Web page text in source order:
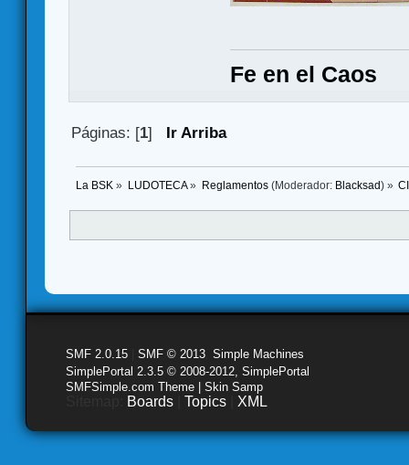
Fe en el Caos
Páginas: [1] Ir Arriba
La BSK » LUDOTECA» Reglamentos(Moderador: Blacksad ) »
SMF 2.0.15 SMF © 2013 Simple Machines
SimplePortal 2.3.5 © 2008-2012, SimplePortal
SMFSimple.com Theme | Skin Samp
Boards Topics XML